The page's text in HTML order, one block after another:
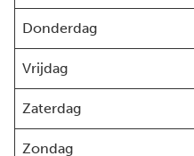
Donderdag
Vrijdag
Zaterdag
Zondag